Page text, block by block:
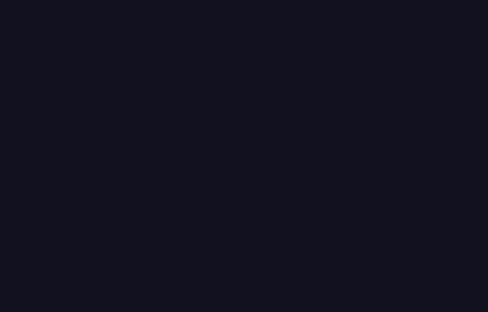
ya sea de manera ocasional o profesional. Pero,